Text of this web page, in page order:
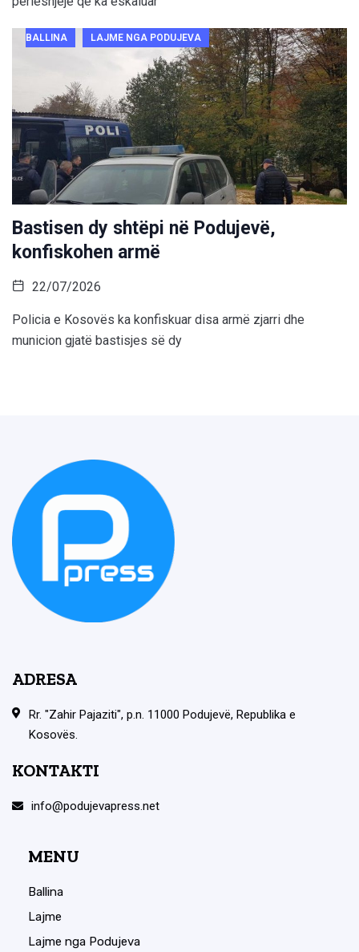
BALLINA LAJME NGA PODUJEVA
Bastisen dy shtëpi në Podujevë,
konfiskohen armë
22/07/2026
Policia e Kosovës ka konfiskuar disa armë zjarri dhe
municion gjatë bastisjes së dy
ADRESA
Rr. "Zahir Pajaziti", p.n. 11000 Podujevë, Republika e
Kosovës.
KONTAKTI
info@podujevapress.net
MENU
Ballina
Lajme
Lajme nga Podujeva